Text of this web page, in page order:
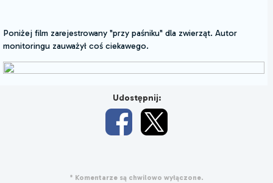
Poniżej film zarejestrowany "przy paśniku" dla zwierząt. Autor
monitoringu zauważył coś ciekawego.
Udostępnij:
* Komentarze są chwilowo wyłączone.